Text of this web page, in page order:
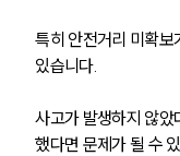
특히 안전거리 미확보
있습니다.
사고가 발생하지 않았
했다면 문제가 될 수